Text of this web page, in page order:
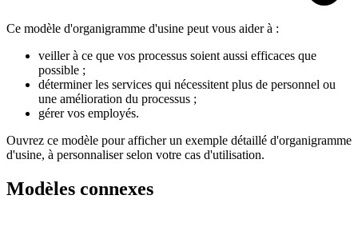
Ce modèle d'organigramme d'usine peut vous aider à :
veiller à ce que vos processus soient aussi efficaces que
possible ;
déterminer les services qui nécessitent plus de personnel ou
une amélioration du processus ;
gérer vos employés.
Ouvrez ce modèle pour afficher un exemple détaillé d'organigramme
d'usine, à personnaliser selon votre cas d'utilisation.
Modèles connexes